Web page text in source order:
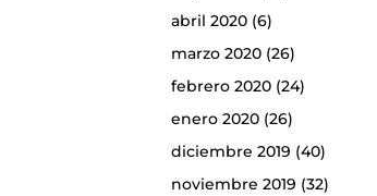
abril 2020(6)
marzo 2020(26)
febrero 2020(24)
enero 2020(26)
diciembre 2019 (40)
noviembre 2019 (32)